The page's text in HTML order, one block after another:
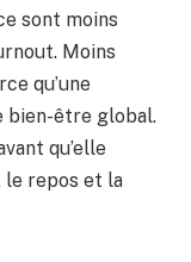
sont moins
Moins
qu’une
bien-être global.
qu’elle
le repos et la